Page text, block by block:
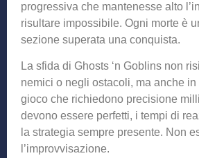
progressiva che mantenesse alto
risultare impossibile. Ogni morte è
sezione superata una conquista.
La sfida di Ghosts ‘n Goblins non
nemici o negli ostacoli, ma anche
gioco che richiedono precisione
devono essere perfetti, i tempi di
la strategia sempre presente. Non
l’improvvisazione.